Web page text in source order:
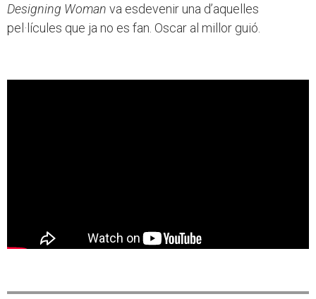
Designing Woman va esdevenir una d’aquelles
pel·lícules que ja no es fan. Oscar al millor guió.